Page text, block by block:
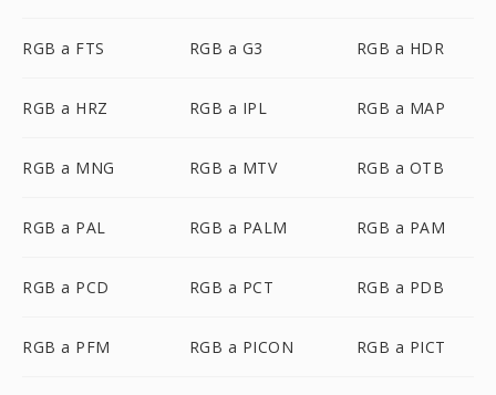
RGB a FTS RGB a G3 RGB a HDR
RGB a HRZ RGB a IPL RGB a MAP
RGB a MNG RGB a MTV RGB a OTB
RGB a PAL RGB a PALM RGB a PAM
RGB a PCD RGB a PCT RGB a PDB
RGB a PFM RGB a PICON RGB a PICT